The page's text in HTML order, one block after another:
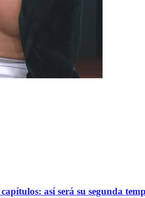
así será su segunda